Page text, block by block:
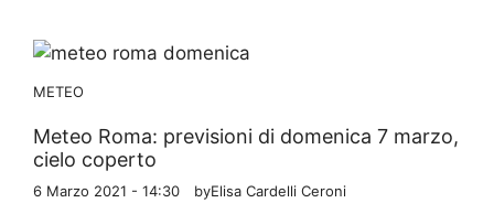
METEO
Meteo Roma: previsioni di domenica 7 marzo,
cielo coperto
6 Marzo 2021 - 14:30 byElisa Cardelli Ceroni